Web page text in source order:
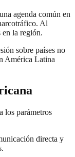
agenda común en
Al
la región.
sobre países no
América Latina
los parámetros
directa y